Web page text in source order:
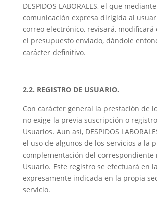
DESPIDOS LABORALES, el que mediante
comunicación expresa dirigida al
correo electrónico, revisará, modificará
el presupuesto enviado, dándole
carácter definitivo.
2.2. REGISTRO DE USUARIO.
Con carácter general la prestación de
no exige la previa suscripción o
Usuarios. Aun así, DESPIDOS
el uso de algunos de los servicios a la
complementación del correspondiente
Usuario. Este registro se efectuará en
expresamente indicada en la propia
servicio.